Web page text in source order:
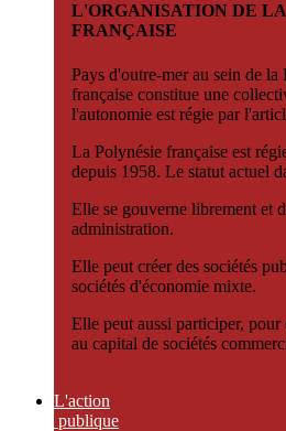
L'ORGANISATION DE
FRANÇAISE
Pays d'outre-mer au sein de
française constitue une
l'autonomie est régie par
La Polynésie française est
depuis 1958. Le statut actuel
Elle se gouverne librement et
administration.
Elle peut créer des sociétés
sociétés d'économie mixte.
Elle peut aussi participer,
au capital de sociétés
L'action
publique